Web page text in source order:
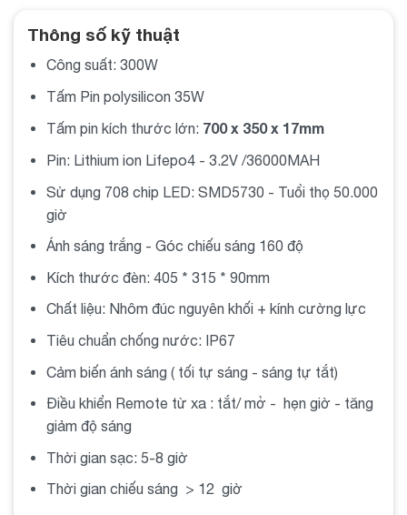
Tại sao nên chọn Đèn Năng Lượng Mặt
Trời 300W?
Đèn Năng Lượng Mặt Trời 300W Giá Rẻ – Tiết
là một giải
pháp tiết kiệm chi phí đáng tin cậy cho hệ thống chiếu
sáng. Với việc sử dụng nguồn năng lượng miễn phí từ
ánh sáng mặt trời, không cần phải tốn tiền điện hàng
tháng. Điều này giúp giảm thiểu chi phí vận hành và
Đèn Năng Lượng Mặt Trời 300W Chất Lượng –
yếu tố quan trọng mà người tiêu dùng cần xem xét.
Các sản phẩm đèn năng lượng mặt trời 300W chất
lượng cao được thiết kế bền bỉ và chịu được các điều
kiện thời tiết khắc nghiệt. Chúng được sản xuất với
Thông số kỹ thuật
Công suất: 300W
Tấm Pin polysilicon 35W
Tấm pin kích thước lớn: 700 x 350 x 17mm
Pin: Lithium ion Lifepo4 - 3.2V /36000MAH
Sử dụng 708 chip LED: SMD5730 - Tuổi thọ 50.000
giờ
Ánh sáng trắng - Góc chiếu sáng 160 độ
Kích thước đèn: 405 * 315 * 90mm
Chất liệu: Nhôm đúc nguyên khối + kính cường lực
Tiêu chuẩn chống nước: IP67
Cảm biến ánh sáng ( tối tự sáng - sáng tự tắt)
Điều khiển Remote từ xa : tắt/ mở - hẹn giờ - tăng
giảm độ sáng
Thời gian sạc: 5-8 giờ
Thời gian chiếu sáng > 12 giờ